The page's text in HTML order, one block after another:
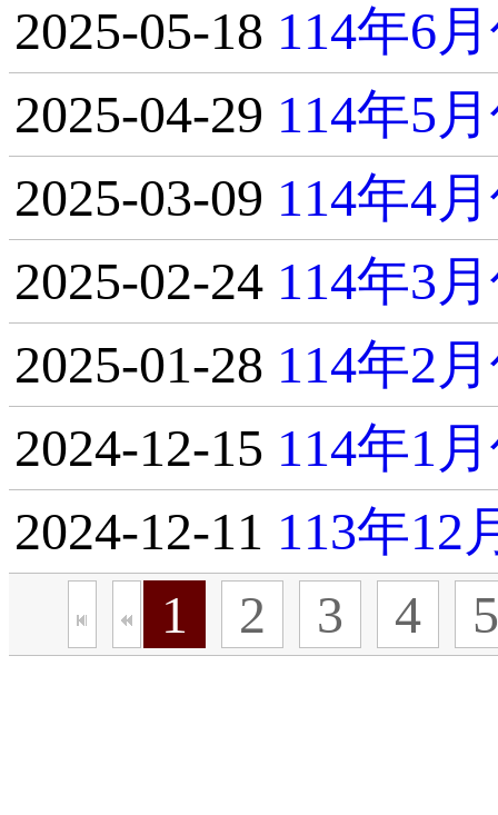
2025-05-18 114年6
2025-04-29 114年5
2025-03-09 114年4
2025-02-24 114年3
2025-01-28 114年2
2024-12-15 114年1
2024-12-11 113年12
1
2 3 4